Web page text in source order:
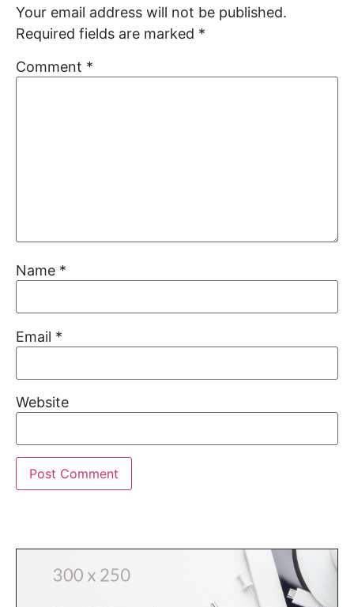
Your email address will not be published.
Required fields are marked *
Comment *
Name *
Email *
Website